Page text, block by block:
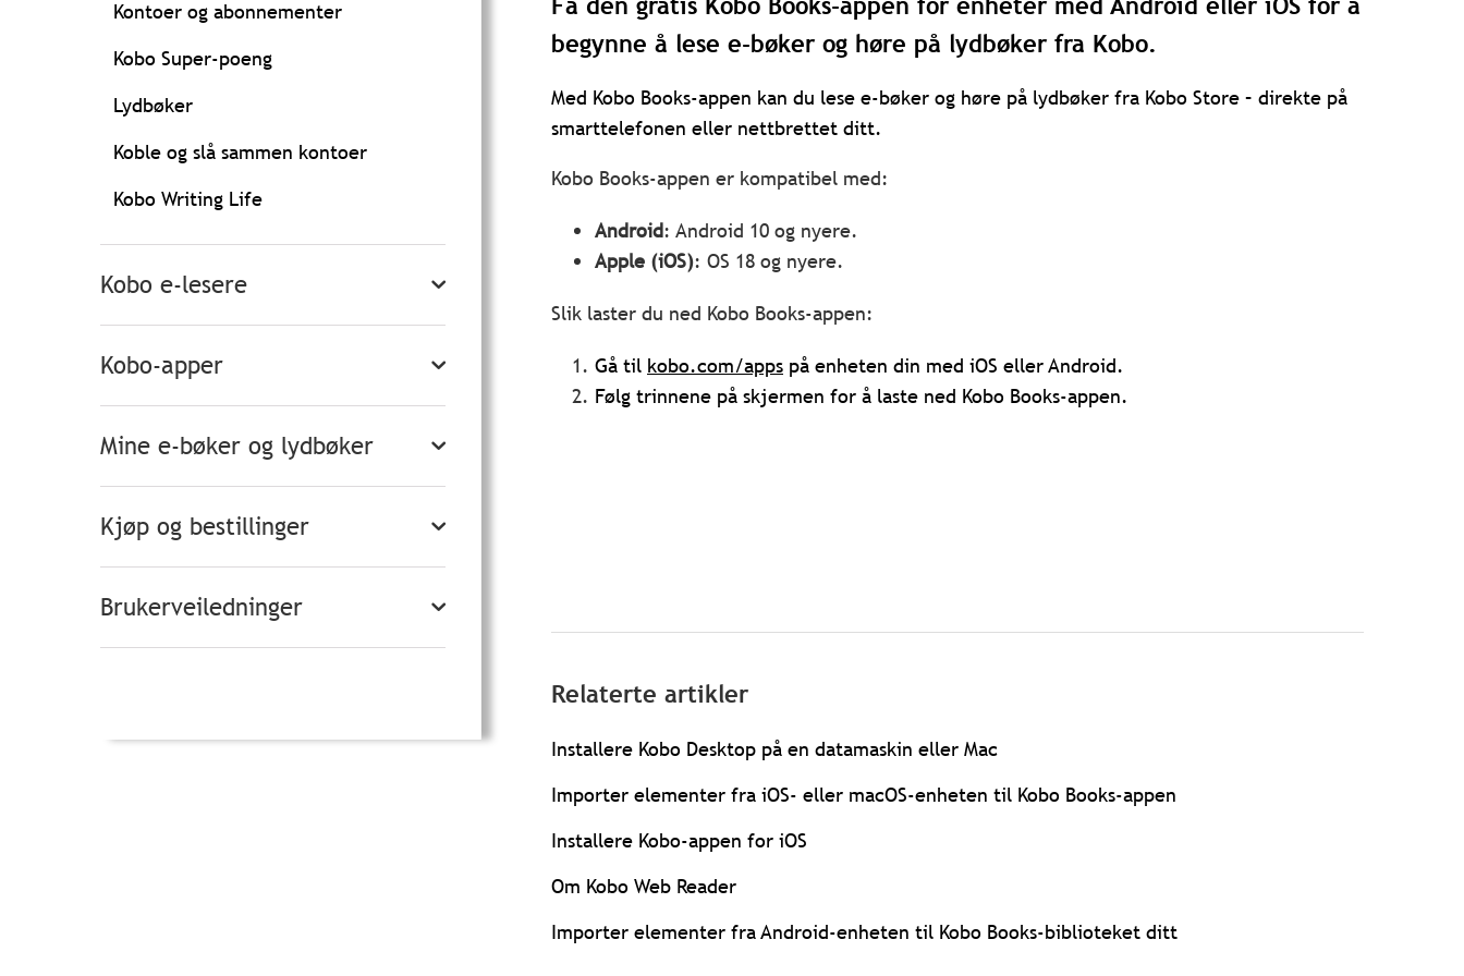
Kontoer og abonnementer
Kobo Super-poeng
Lydbøker
Koble og slå sammen kontoer
Kobo Writing Life
Kobo e-lesere
Kobo-apper
Mine e-bøker og lydbøker
Kjøp og bestillinger
Brukerveiledninger
Få den gratis Kobo Books-appen for enheter med Android eller iOS for å
begynne å lese e-bøker og høre på lydbøker fra Kobo.
Med Kobo Books-appen kan du lese e-bøker og høre på lydbøker fra Kobo Store – direkte på
smarttelefonen eller nettbrettet ditt.
Kobo Books-appen er kompatibel med:
Android: Android 10 og nyere.
Apple (iOS): OS 18 og nyere.
Slik laster du ned Kobo Books-appen:
Gå til kobo.com/apps på enheten din med iOS eller Android.
Følg trinnene på skjermen for å laste ned Kobo Books-appen.
Relaterte artikler
Installere Kobo Desktop på en datamaskin eller Mac
Importer elementer fra iOS- eller macOS-enheten til Kobo Books-appen
Installere Kobo-appen for iOS
Om Kobo Web Reader
Importer elementer fra Android-enheten til Kobo Books-biblioteket ditt